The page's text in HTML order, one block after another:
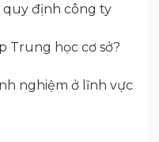
định công ty
Trung học cơ sở?
nghiệm ở lĩnh vực